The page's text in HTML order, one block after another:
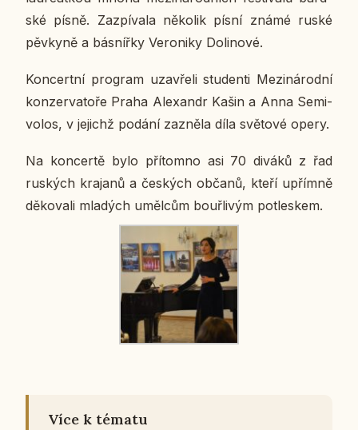
ské písně. Za­zpí­va­la ně­ko­lik písní známé ruské
pěv­ky­ně a bás­níř­ky Ve­ro­ni­ky Do­li­no­vé.
Kon­cert­ní pro­gram uza­vře­li stu­den­ti Me­zi­ná­rod­ní
kon­zer­va­to­ře Praha Ale­xan­dr Kašin a Anna Se­mi­
vo­los, v je­jichž podání za­zně­la díla svě­to­vé opery.
Na kon­cer­tě bylo pří­tomno asi 70 diváků z řad
rus­kých kra­ja­nů a čes­kých občanů, kteří upřím­ně
dě­ko­va­li mla­dých uměl­cům bouř­li­vým po­tles­kem.
Více k tématu